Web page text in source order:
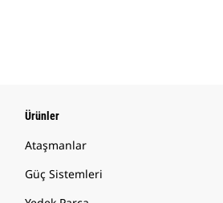
Ürünler
Ataşmanlar
Güç Sistemleri